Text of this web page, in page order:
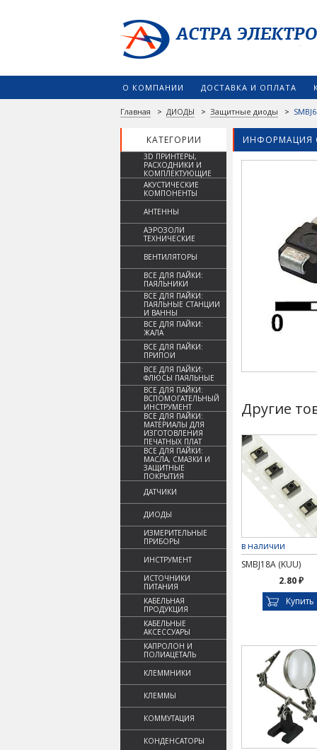
О КОМПАНИИ ДОСТАВКА И ОПЛАТА
Главная > ДИОДЫ > Защитные диоды >
КАТЕГОРИИ ИНФОРМАЦИЯ
3D ПРИНТЕРЫ,
РАСХОДНИКИ И
КОМПЛЕКТУЮЩИЕ
АКУСТИЧЕСКИЕ
КОМПОНЕНТЫ
АНТЕННЫ
АЭРОЗОЛИ
ТЕХНИЧЕСКИЕ
ВЕНТИЛЯТОРЫ
ВСЕ ДЛЯ ПАЙКИ:
ПАЯЛЬНИКИ
ВСЕ ДЛЯ ПАЙКИ:
ПАЯЛЬНЫЕ СТАНЦИИ
И ВАННЫ
ВСЕ ДЛЯ ПАЙКИ:
ЖАЛА
ВСЕ ДЛЯ ПАЙКИ:
ПРИПОИ
ВСЕ ДЛЯ ПАЙКИ:
ФЛЮСЫ ПАЯЛЬНЫЕ
ВСЕ ДЛЯ ПАЙКИ:
ВСПОМОГАТЕЛЬНЫЙ
ИНСТРУМЕНТ
ВСЕ ДЛЯ ПАЙКИ:
МАТЕРИАЛЫ ДЛЯ
ИЗГОТОВЛЕНИЯ
ПЕЧАТНЫХ ПЛАТ
ВСЕ ДЛЯ ПАЙКИ:
МАСЛА, СМАЗКИ И
ЗАЩИТНЫЕ
ПОКРЫТИЯ
ДАТЧИКИ
ДИОДЫ
ИЗМЕРИТЕЛЬНЫЕ
ПРИБОРЫ
ИНСТРУМЕНТ
ИСТОЧНИКИ
ПИТАНИЯ
КАБЕЛЬНАЯ
ПРОДУКЦИЯ
КАБЕЛЬНЫЕ
АКСЕССУАРЫ
КАПРОЛОН И
ПОЛИАЦЕТАЛЬ
КЛЕММНИКИ
КЛЕММЫ
КОММУТАЦИЯ
КОНДЕНСАТОРЫ
Другие
в наличии
SMBJ18A (KUU)
2.80 ₽
Купить